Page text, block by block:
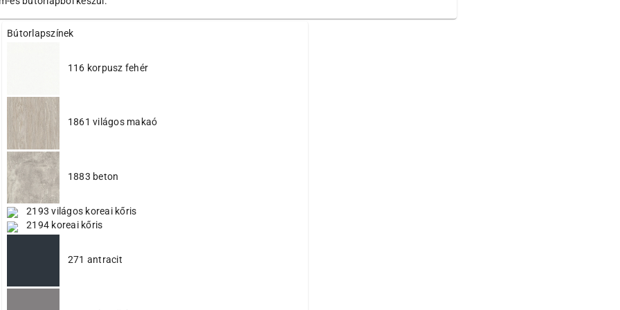
Bútorlapszínek
116 korpusz fehér
1861 világos makaó
1883 beton
2193 világos koreai kőris
2194 koreai kőris
271 antracit